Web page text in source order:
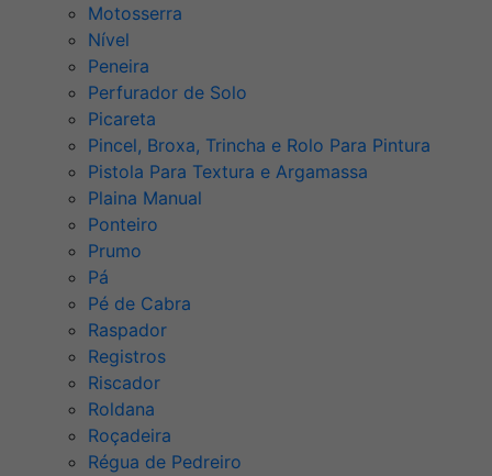
Motosserra
Nível
Peneira
Perfurador de Solo
Picareta
Pincel, Broxa, Trincha e Rolo Para Pintura
Pistola Para Textura e Argamassa
Plaina Manual
Ponteiro
Prumo
Pá
Pé de Cabra
Raspador
Registros
Riscador
Roldana
Roçadeira
Régua de Pedreiro